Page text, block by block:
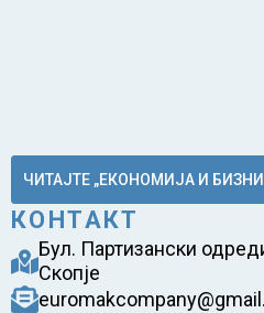
ЧИТАЈТЕ „ЕКОНОМИЈА И
КОНТАКТ
Бул. Партизански
Скопје